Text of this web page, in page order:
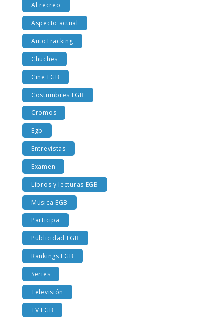
Al recreo
Aspecto actual
AutoTracking
Chuches
Cine EGB
Costumbres EGB
Cromos
Egb
Entrevistas
Examen
Libros y lecturas EGB
Música EGB
Participa
Publicidad EGB
Rankings EGB
Series
Televisión
TV EGB